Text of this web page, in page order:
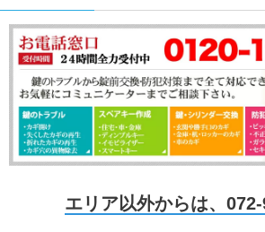
エリア以外からは、